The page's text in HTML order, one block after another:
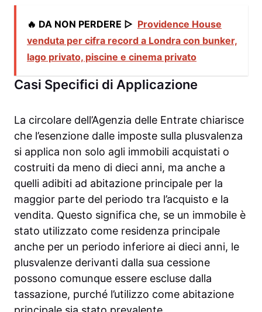
🔥 DA NON PERDERE ▷ Providence House
venduta per cifra record a Londra con bunker,
lago privato, piscine e cinema privato
Casi Specifici di Applicazione
La circolare dell’Agenzia delle Entrate chiarisce
che l’esenzione dalle imposte sulla plusvalenza
si applica non solo agli immobili acquistati o
costruiti da meno di dieci anni, ma anche a
quelli adibiti ad abitazione principale per la
maggior parte del periodo tra l’acquisto e la
vendita. Questo significa che, se un immobile è
stato utilizzato come residenza principale
anche per un periodo inferiore ai dieci anni, le
plusvalenze derivanti dalla sua cessione
possono comunque essere escluse dalla
tassazione, purché l’utilizzo come abitazione